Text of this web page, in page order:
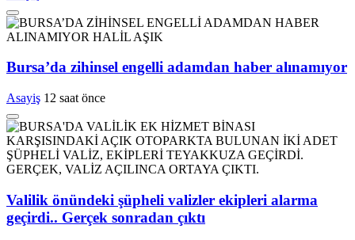
Bursa’da zihinsel engelli adamdan haber alınamıyor
Asayiş 12 saat önce
Valilik önündeki şüpheli valizler ekipleri alarma
geçirdi.. Gerçek sonradan çıktı